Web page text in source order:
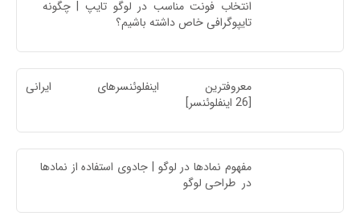
انتخاب فونت مناسب در لوگو تایپ | چگونه
تایپوگرافی خاص داشته باشیم؟
معروفترین اینفلوئنسرهای
[26 اینفلوئنسر]
مفهوم نمادها در لوگو | جادوی استفاده از نمادها
در  طراحی لوگو